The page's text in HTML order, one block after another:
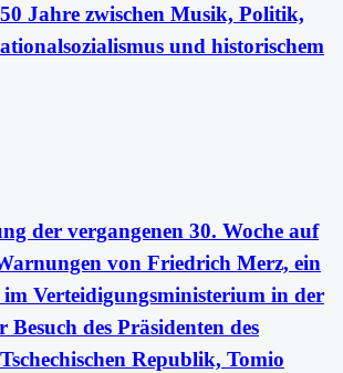
Jahre zwischen Musik, Politik,
und historischem
der vergangenen 30. Woche auf
von Friedrich Merz, ein
im Verteidigungsministerium in der
des Präsidenten des
Republik, Tomio